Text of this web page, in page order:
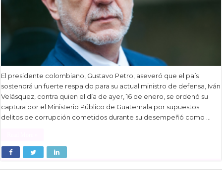
El presidente colombiano, Gustavo Petro, aseveró que el país
sostendrá un fuerte respaldo para su actual ministro de defensa, Iván
Velásquez, contra quien el día de ayer, 16 de enero, se ordenó su
captura por el Ministerio Público de Guatemala por supuestos
delitos de corrupción cometidos durante su desempeñó como …